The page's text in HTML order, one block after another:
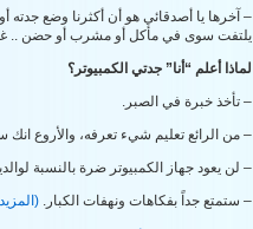
– آخرها يا أصدقائي هو أن أكثرنا وضع جدته
يلتفت سوى في مأكل أو مشرب أو حضن ..
لماذا أعلم “أنا” جدتي الكمبيوتر؟
– تأخذ خبرة في الصبر.
– من الرائع تعليم شيء تعرفه، والأروع انك
– لن يعود جهاز الكمبيوتر ضرة بالنسبة
– ستمتع جداً بفكاهات ونهفات الكبار.